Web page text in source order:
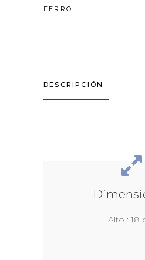
FERROL
DESCRIPCIÓN
Alto : 18